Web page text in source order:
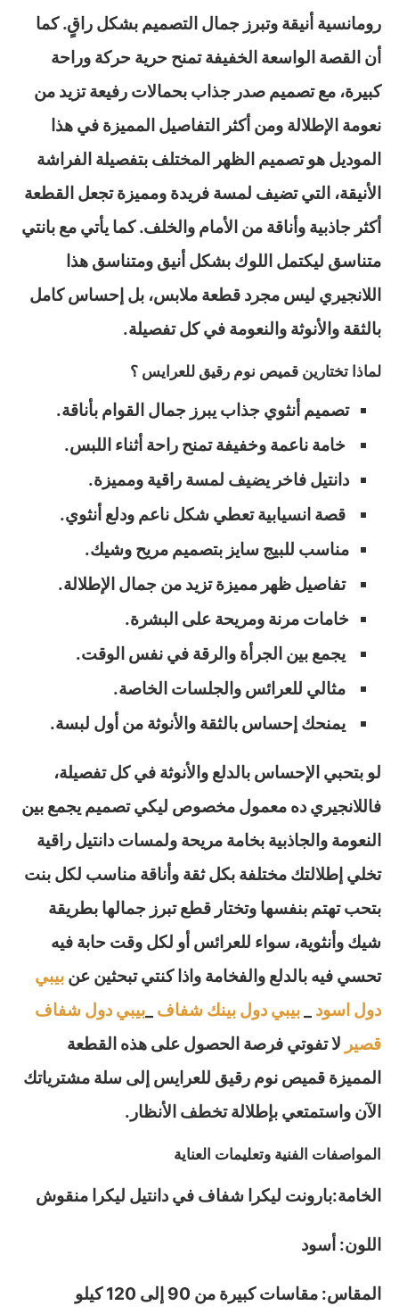
رومانسية أنيقة وتبرز جمال التصميم بشكل راقٍ. كما
أن القصة الواسعة الخفيفة تمنح حرية حركة وراحة
كبيرة، مع تصميم صدر جذاب بحمالات رفيعة تزيد من
نعومة الإطلالة ومن أكثر التفاصيل المميزة في هذا
الموديل هو تصميم الظهر المختلف بتفصيلة الفراشة
الأنيقة، التي تضيف لمسة فريدة ومميزة تجعل القطعة
أكثر جاذبية وأناقة من الأمام والخلف. كما يأتي مع بانتي
متناسق ليكتمل اللوك بشكل أنيق ومتناسق هذا
اللانجيري ليس مجرد قطعة ملابس، بل إحساس كامل
بالثقة والأنوثة والنعومة في كل تفصيلة.
لماذا تختارين قميص نوم رقيق للعرايس ؟
تصميم أنثوي جذاب يبرز جمال القوام بأناقة.
خامة ناعمة وخفيفة تمنح راحة أثناء اللبس.
دانتيل فاخر يضيف لمسة راقية ومميزة.
قصة انسيابية تعطي شكل ناعم ودلع أنثوي.
مناسب للبيج سايز بتصميم مريح وشيك.
تفاصيل ظهر مميزة تزيد من جمال الإطلالة.
خامات مرنة ومريحة على البشرة.
يجمع بين الجرأة والرقة في نفس الوقت.
مثالي للعرائس والجلسات الخاصة.
يمنحك إحساس بالثقة والأنوثة من أول لبسة.
لو بتحبي الإحساس بالدلع والأنوثة في كل تفصيلة،
فاللانجيري ده معمول مخصوص ليكي تصميم يجمع بين
النعومة والجاذبية بخامة مريحة ولمسات دانتيل راقية
تخلي إطلالتك مختلفة بكل ثقة وأناقة مناسب لكل بنت
بتحب تهتم بنفسها وتختار قطع تبرز جمالها بطريقة
شيك وأنثوية، سواء للعرائس أو لكل وقت حابة فيه
تحسي فيه بالدلع والفخامة واذا كنتي تبحثين عن بيبي
دول اسود
بيبي دول بينك شفاف
بيبي دول شفاف
قصير لا تفوتي فرصة الحصول على هذه القطعة
المميزة قميص نوم رقيق للعرايس إلى سلة مشترياتك
الآن واستمتعي بإطلالة تخطف الأنظار.
المواصفات الفنية وتعليمات العناية
الخامة:بارونت ليكرا شفاف في دانتيل ليكرا منقوش
اللون: أسود
المقاس: مقاسات كبيرة من 90 إلى 120 كيلو